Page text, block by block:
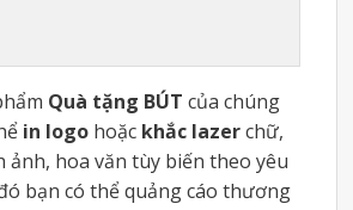
Quà tặng BÚT của chúng
in logo hoặckhắc lazerchữ,
ảnh, hoa văn tùy biến theo yêu
bạn có thể quảng cáo thương